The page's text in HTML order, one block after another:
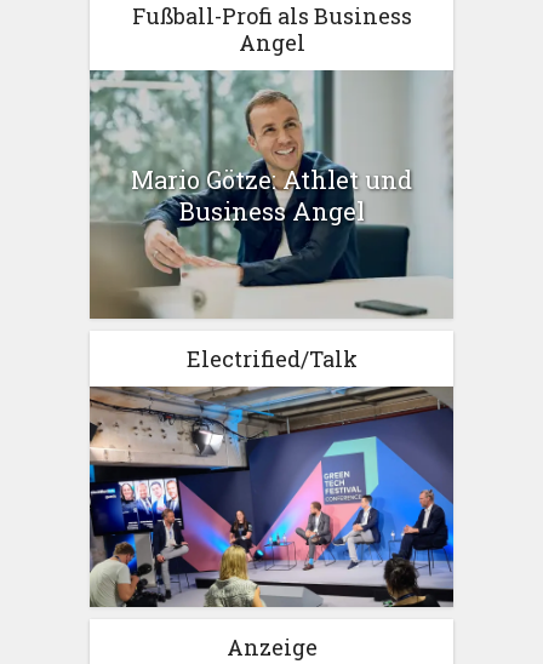
Fußball-Profi als Business
Angel
Mario Götze: Athlet und
Business Angel
Electrified/Talk
Anzeige